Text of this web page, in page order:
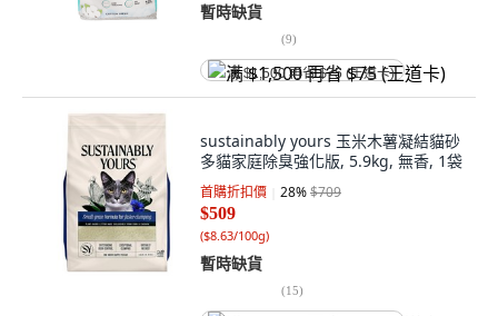
暫時缺貨
(9)
满 $1,500 再省 $75 (王道卡)
sustainably yours 玉米木薯凝結貓砂
多貓家庭除臭強化版, 5.9kg, 無香, 1袋
首購折扣價 28%$709
$509
($8.63/100g)
暫時缺貨
(15)